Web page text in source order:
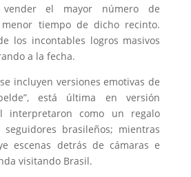
el mayor número de
tiempo de dicho recinto.
los incontables logros masivos
a la fecha.
incluyen versiones emotivas de
está última en versión
interpretaron como un regalo
brasileños; mientras
escenas detrás de cámaras e
visitando Brasil.